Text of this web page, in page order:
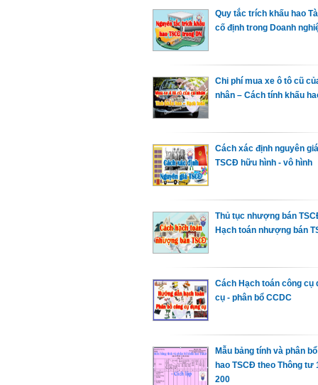
Quy tắc trích khấu hao
cố định trong Doanh
Chi phí mua xe ô tô cũ
nhân – Cách tính khấu
Cách xác định nguyên giá
TSCĐ hữu hình - vô hình
Thủ tục nhượng bán
Hạch toán nhượng bán
Cách Hạch toán công cụ
cụ - phân bổ CCDC
Mẫu bảng tính và phân
hao TSCĐ theo Thông tư
200